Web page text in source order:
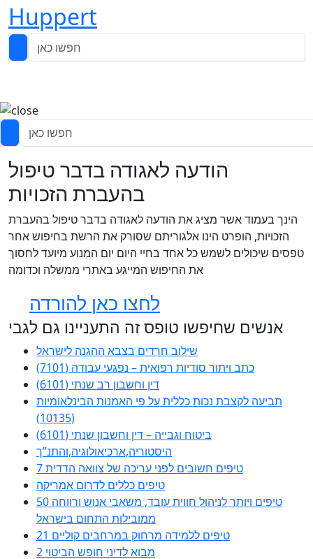
Huppert
הודעה לאגודה בדבר טיפול
בהעברת הזכויות
הינך בעמוד אשר מציג את הודעה לאגודה בדבר טיפול בהעברת
הזכויות, הופרט הינו אלגוריתם שסורק את הרשת בחיפוש אחר
טפסים שיכולים לשמש כל אחד בחיי היום יום המנוע מיועד לחסוך
את החיפוש המייגע באתרי ממשלה וכדומה
לחצו כאן להורדה
אנשים שחיפשו טופס זה התעניינו גם לגבי
שילוב חרדים בצבא ההגנה לישראל
כתב ויתור סודיות רפואית – נפגעי עבודה (7101)
דין וחשבון רב שנתי (6101)
תביעה לקצבת נכות כללית על פי האמנות הבינלאומיות
(10135)
ביטוח וגבייה – דין וחשבון שנתי (6101)
היסטוריה,ארכיאולוגיה,והתנ”ך
7 טיפים חשובים לפני עריכה של צוואה הדדית
טיפים כללים לדרום אמריקה
50 טיפים ויותר לניהול חווית עובד, משאבי אנוש ורווחה
ממובילות התחום בישראל
21 טיפים ללמידה מרחוק במרחבים קוליים
מבוא לדיני חופש הביטוי 2